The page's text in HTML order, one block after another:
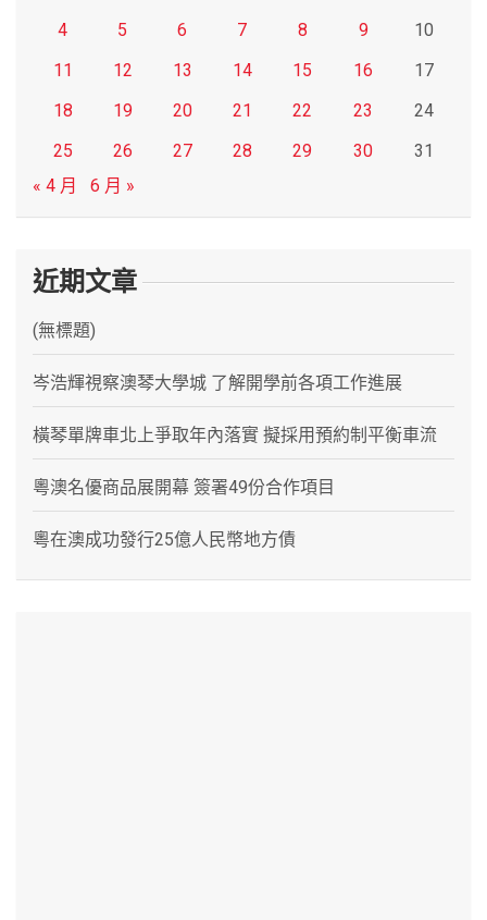
4
5 6 7 8 9
10
11
12 13 14 15 16
17
18
19 20 21 22 23
24
25
26 27 28 29 30
31
« 4 月
6 月 »
近期文章
(無標題)
岑浩輝視察澳琴大學城 了解開學前各項工作進展
橫琴單牌車北上爭取年內落實 擬採用預約制平衡車流
粵澳名優商品展開幕 簽署49份合作項目
粵在澳成功發行25億人民幣地方債